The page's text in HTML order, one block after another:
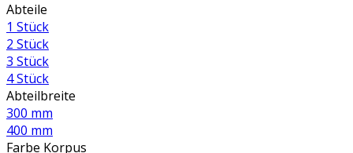
Abteile
1 Stück
2 Stück
3 Stück
4 Stück
Abteilbreite
300 mm
400 mm
Farbe Korpus